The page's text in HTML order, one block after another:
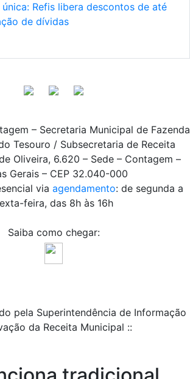
Refis libera descontos de até
de dívidas
– Secretaria Municipal de Fazenda
Tesouro / Subsecretaria de Receita
Oliveira, 6.620 – Sede – Contagem –
Gerais – CEP 32.040-000
via agendamento: de segunda a
feira, das 8h às 16h
Saiba como chegar:
pela Superintendência de Informação
da Receita Municipal ::